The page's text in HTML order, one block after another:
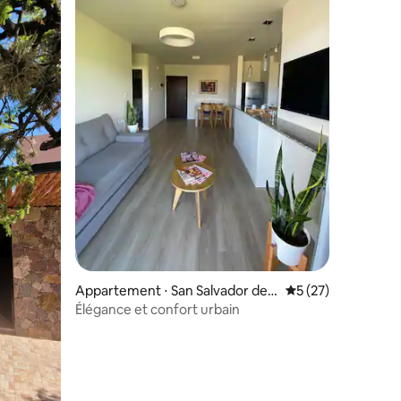
: 4,94 sur 5
Appartement ⋅ San Salvador de J
ujuy
Évaluation
5 (27)
Élégance et confort urbain